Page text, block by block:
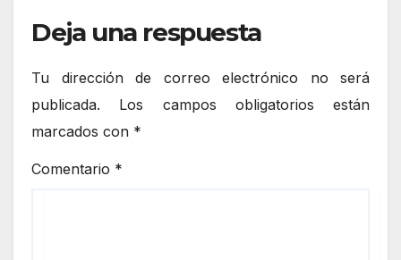
TERREMOTO, ANGELITA
MONTOYA, FERNANDO
CORTÉS “EL LELE” Y ÁGUEDA
SAAVEDRA
Deja una respuesta
Tu dirección de correo electrónico no será
publicada.
Los campos obligatorios están
marcados con *
Comentario *